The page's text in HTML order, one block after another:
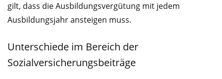
gilt, dass die Ausbildungsvergütung mit jedem
Ausbildungsjahr ansteigen muss.
Unterschiede im Bereich der
Sozialversicherungsbeiträge